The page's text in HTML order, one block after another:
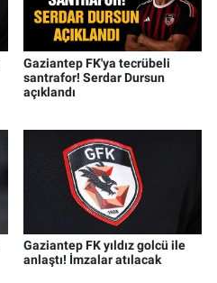
Gaziantep FK'ya tecrübeli
santrafor! Serdar Dursun
açıklandı
Gaziantep FK yıldız golcü ile
anlaştı! İmzalar atılacak